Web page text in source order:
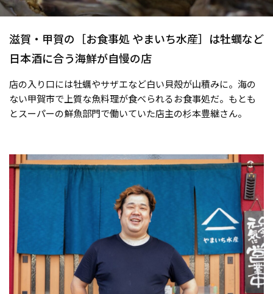
滋賀・甲賀の［お食事処 やまいち水産］は牡蠣など
日本酒に合う海鮮が自慢の店
店の入り口には牡蠣やサザエなど白い貝殻が山積みに。海の
ない甲賀市で上質な魚料理が食べられるお食事処だ。もとも
とスーパーの鮮魚部門で働いていた店主の杉本豊継さん。